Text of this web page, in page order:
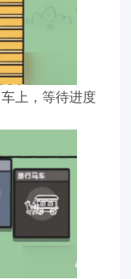
上，等待进度